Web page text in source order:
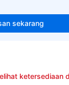
sekarang
ketersediaan